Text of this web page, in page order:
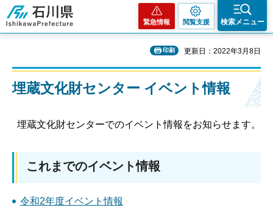
石川県
緊急情報 閲覧支援 検索メニュー
印刷 更新日：2022年3月8日
埋蔵文化財センター イベント情報
埋蔵文化財センターでのイベント情報をお知らせます。
これまでのイベント情報
令和2年度イベント情報